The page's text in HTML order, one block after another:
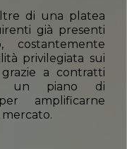
di una platea
già presenti
costantemente
privilegiata sui
a contratti
un piano di
amplificarne